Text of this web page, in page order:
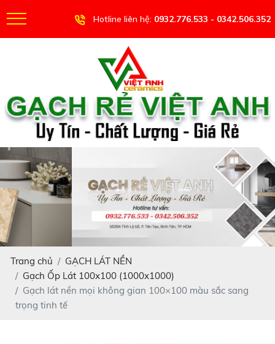
Hotline liên hệ: 0932.776.533 - 0342.506.352
Trang chủ
GẠCH LÁT NỀN
Gạch Ốp Lát 100x100 (1000x1000)
Gạch lát nền mọi không gian 100×100 màu sắc sang
trọng tinh tế